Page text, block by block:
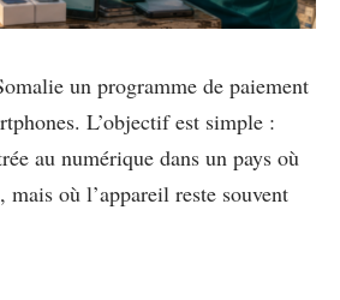
un programme de paiement
L’objectif est simple :
au numérique dans un pays où
mais où l’appareil reste souvent